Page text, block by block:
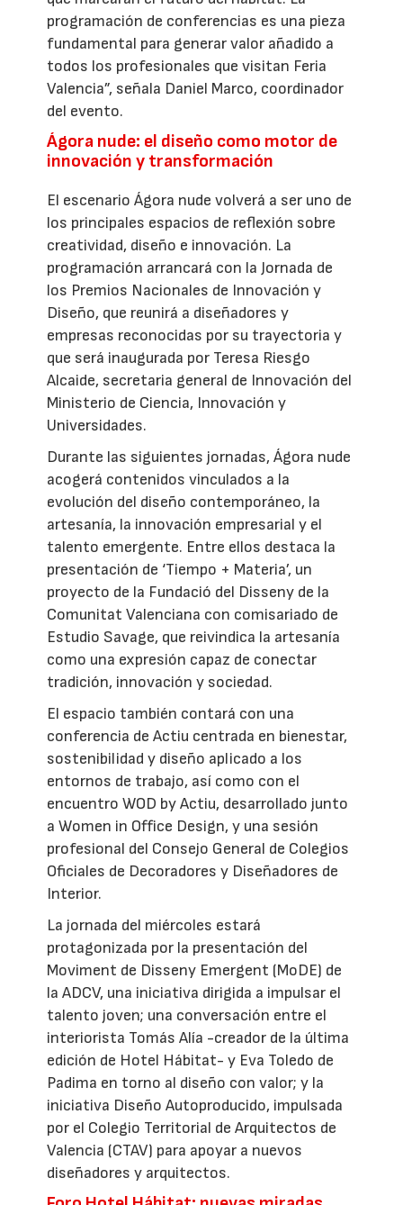
programación de conferencias es una pieza
fundamental para generar valor añadido a
todos los profesionales que visitan Feria
Valencia”, señala Daniel Marco, coordinador
del evento.
Ágora nude: el diseño como motor de
innovación y transformación
El escenario Ágora nude volverá a ser uno de
los principales espacios de reflexión sobre
creatividad, diseño e innovación. La
programación arrancará con la Jornada de
los Premios Nacionales de Innovación y
Diseño, que reunirá a diseñadores y
empresas reconocidas por su trayectoria y
que será inaugurada por Teresa Riesgo
Alcaide, secretaria general de Innovación del
Ministerio de Ciencia, Innovación y
Universidades.
Durante las siguientes jornadas, Ágora nude
acogerá contenidos vinculados a la
evolución del diseño contemporáneo, la
artesanía, la innovación empresarial y el
talento emergente. Entre ellos destaca la
presentación de ‘Tiempo + Materia’, un
proyecto de la Fundació del Disseny de la
Comunitat Valenciana con comisariado de
Estudio Savage, que reivindica la artesanía
como una expresión capaz de conectar
tradición, innovación y sociedad.
El espacio también contará con una
conferencia de Actiu centrada en bienestar,
sostenibilidad y diseño aplicado a los
entornos de trabajo, así como con el
encuentro WOD by Actiu, desarrollado junto
a Women in Office Design, y una sesión
profesional del Consejo General de Colegios
Oficiales de Decoradores y Diseñadores de
Interior.
La jornada del miércoles estará
protagonizada por la presentación del
Moviment de Disseny Emergent (MoDE) de
la ADCV, una iniciativa dirigida a impulsar el
talento joven; una conversación entre el
interiorista Tomás Alía -creador de la última
edición de Hotel Hábitat- y Eva Toledo de
Padima en torno al diseño con valor; y la
iniciativa Diseño Autoproducido, impulsada
por el Colegio Territorial de Arquitectos de
Valencia (CTAV) para apoyar a nuevos
diseñadores y arquitectos.